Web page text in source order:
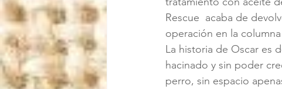
Rescue  acaba de
operación en la
La historia de Oscar es
hacinado y sin poder
perro, sin espacio